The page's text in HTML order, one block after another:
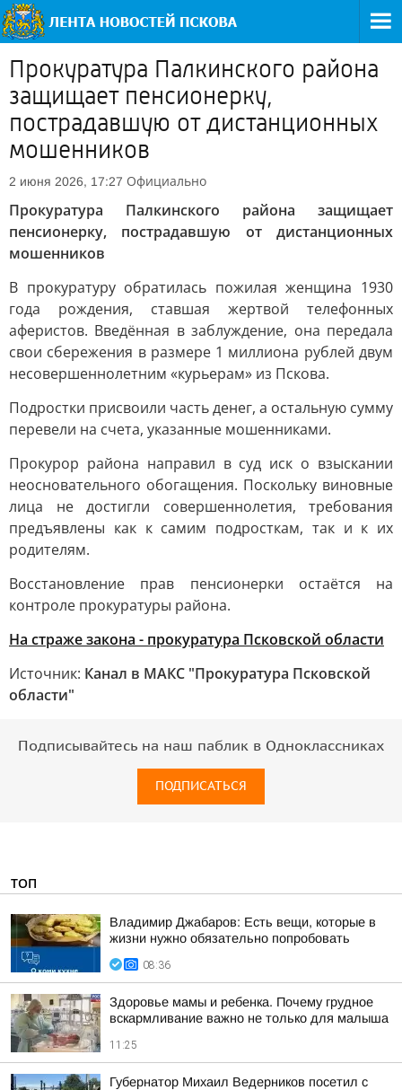
Прокуратура Палкинского района
защищает пенсионерку,
пострадавшую от дистанционных
мошенников
2 июня 2026, 17:27 Официально
Прокуратура Палкинского района защищает
пенсионерку, пострадавшую от дистанционных
мошенников
В прокуратуру обратилась пожилая женщина 1930
года рождения, ставшая жертвой телефонных
аферистов. Введённая в заблуждение, она передала
свои сбережения в размере 1 миллиона рублей двум
несовершеннолетним «курьерам» из Пскова.
Подростки присвоили часть денег, а остальную сумму
перевели на счета, указанные мошенниками.
Прокурор района направил в суд иск о взыскании
неосновательного обогащения. Поскольку виновные
лица не достигли совершеннолетия, требования
предъявлены как к самим подросткам, так и к их
родителям.
Восстановление прав пенсионерки остаётся на
контроле прокуратуры района.
На страже закона - прокуратура Псковской области
Источник: Канал в МАКС "Прокуратура Псковской
области"
Подписывайтесь на наш паблик в Одноклассниках
ПОДПИСАТЬСЯ
ТОП
Владимир Джабаров: Есть вещи, которые в
жизни нужно обязательно попробовать
08:36
Здоровье мамы и ребенка. Почему грудное
вскармливание важно не только для малыша
11:25
Губернатор Михаил Ведерников посетил с